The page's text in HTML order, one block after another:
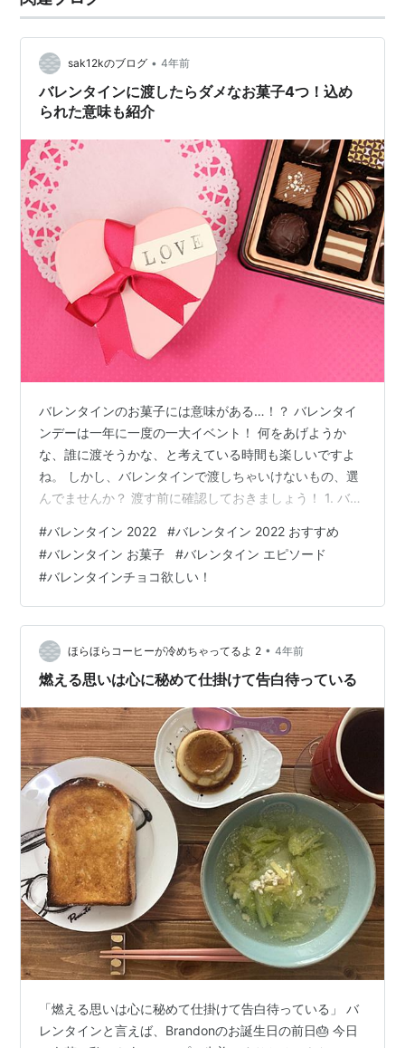
友達に知らせる
Twitterで
友達に知
Tweet
FaceBook
で友達に
知らせ
キャンペーン概要
応募期間
2011年2月7日（月）〜2月14日（月） 24:00
はてなダイアリー
（http://b.hatena.ne.jp/）をご利用の方
※パブリックモードでご利用の方を対象とさせ
ていただきます
賞品および当選者数
キーワードと一緒にはてなダイアリーに書きこま
れた商品1つ×1名
※キャンペーン実施
時点で日本国内の
くは楽天市場で購
入可能、かつ1つあ
ない商品に限ります
※キャンペーン終了時に在庫がなく購入不可能
な場合は、別の商品とさせていただく場合がご
ざいます
応募方法
自分のはてなダイアリーに、「バレンタインチョ
コ欲しい！」と書きこむだけで応募完了です
さらに、このキャンペーンページをはてなブック
マークに追加すると、当選確率が2倍に！
※ブックマークだけでは応募できません。応募
には、ダイアリーの投稿が必須となります。
抽選および当選者発表
2011年2月15日（火）以降に、はてなにて厳正な
る抽選を行い、はてなダイアリー日記
（http://d.hatena.ne.jp/hatenadiary/）にて告知
いたします
sak12kのブログ • 4年前
バレンタインに渡したらダメなお菓子4つ！込め
られた意味も紹介
バレンタインのお菓子には意味がある…！？ バレンタイ
ンデーは一年に一度の一大イベント！ 何をあげようか
な、誰に渡そうかな、と考えている時間も楽しいですよ
ね。 しかし、バレンタインで渡しちゃいけないもの、選
んでませんか？ 渡す前に確認しておきましょう！ 1. バレ
【キャンディ】 【マカロン】 【マシュマロ】 【チョコ
レート】 最後に 1. バレンタインの渡しちゃダメな【お菓
子】4選 バレンタインデーで私てはダメなお菓子を4つご
紹介します。 誰もが一度は上げたことのある意外なお菓
子がありますので、今後注意していきたいです。 【クッ
キー】 意味：…
#バレンタイン 2022 #バレンタイン 2022 おすすめ
#バレンタイン お菓子 #バレンタイン エピソード
#バレンタインチョコ欲しい！
ほらほらコーヒーが冷めちゃってるよ 2 • 4年前
燃える思いは心に秘めて仕掛けて告白待っている
「燃える思いは心に秘めて仕掛けて告白待っている」 バ
レンタインと言えば、Brandonのお誕生日の前日🎂 今日